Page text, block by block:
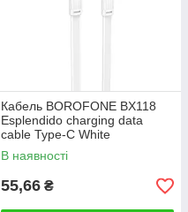
Кабель BOROFONE BX118
Esplendido charging data
cable Type-C White
В наявності
55,66 ₴